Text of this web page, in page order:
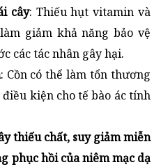
cây: Thiếu hụt vitamin và
giảm khả năng bảo vệ
các tác nhân gây hại.
: Cồn có thể làm tổn thương
kiện cho tế bào ác tính
thiếu chất, suy giảm miễn
phục hồi của niêm mạc dạ